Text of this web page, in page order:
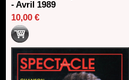
- Avril 1989
10,00 €